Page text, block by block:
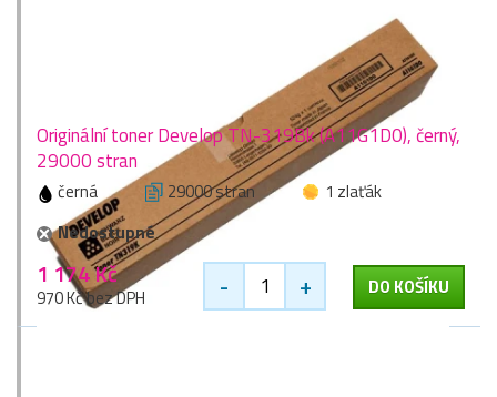
Originální toner Develop TN-319Bk (A11G1D0), černý,
29000 stran
černá 29000 stran
1 zlaťák
Nedostupné
1 174 Kč
970 Kč bez DPH - + DO KOŠÍKU